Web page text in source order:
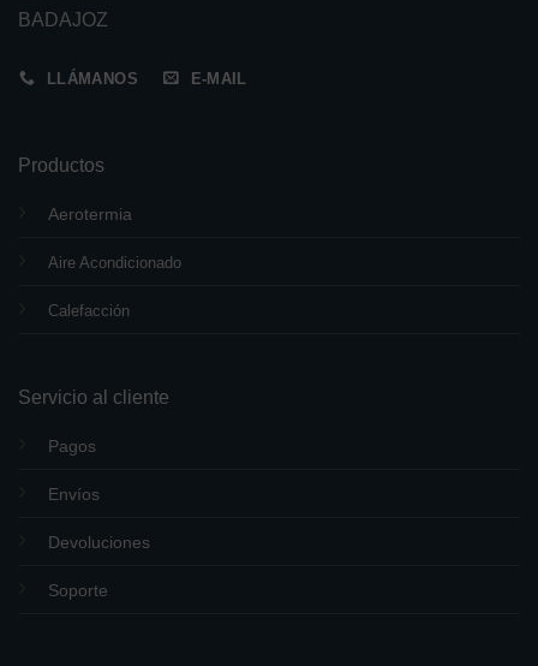
BADAJOZ
LLÁMANOS E-MAIL
Productos
Aerotermia
Aire Acondicionado
Calefacción
Servicio al cliente
Pagos
Envíos
Devoluciones
Soporte